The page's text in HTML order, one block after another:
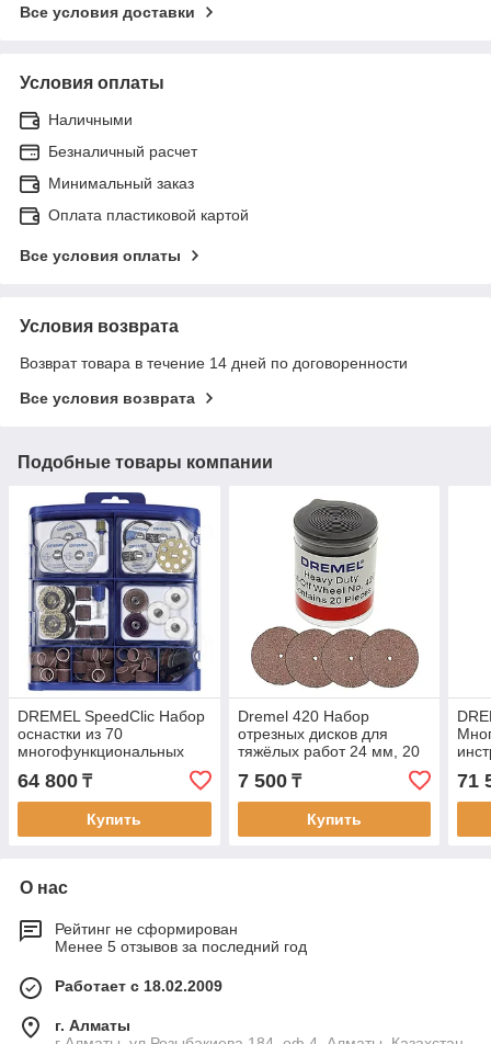
Все условия доставки
Условия оплаты
Наличными
Безналичный расчет
Минимальный заказ
Оплата пластиковой картой
Все условия оплаты
Условия возврата
Возврат товара в течение 14 дней по договоренности
Все условия возврата
Подобные товары компании
DREMEL SpeedClic Набор
оснастки из 70
многофункциональных
64 800 ₸
Купить
Dremel 420 Набор
отрезных дисков для
тяжёлых работ 24 мм, 20
7 500₸
Купить
71
О нас
Рейтинг не сформирован
Менее 5 отзывов за последний год
Работает с 18.02.2009
г. Алматы